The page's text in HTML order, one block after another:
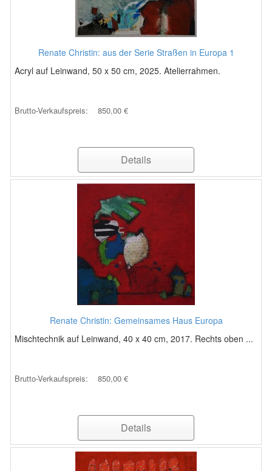
Renate Christin: aus der Serie Straßen in Europa 1
Acryl auf Leinwand, 50 x 50 cm, 2025. Atelierrahmen.
Brutto-Verkaufspreis: 850,00 €
Details
Renate Christin: Gemeinsames Haus Europa
Mischtechnik auf Leinwand, 40 x 40 cm, 2017. Rechts oben ...
Brutto-Verkaufspreis: 850,00 €
Details